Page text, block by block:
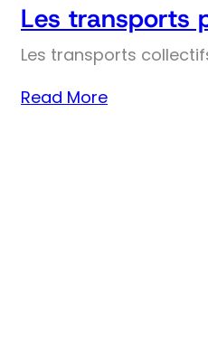
Les transports
Les transports
Read More